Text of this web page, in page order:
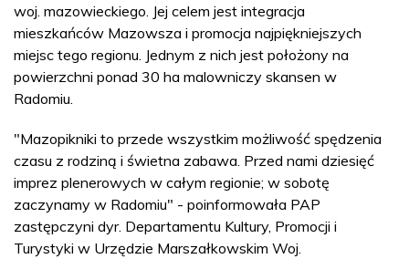
woj. mazowieckiego. Jej celem jest integracja
mieszkańców Mazowsza i promocja najpiękniejszych
miejsc tego regionu. Jednym z nich jest położony na
powierzchni ponad 30 ha malowniczy skansen w
Radomiu.
"Mazopikniki to przede wszystkim możliwość spędzenia
czasu z rodziną i świetna zabawa. Przed nami dziesięć
imprez plenerowych w całym regionie; w sobotę
zaczynamy w Radomiu" - poinformowała PAP
zastępczyni dyr. Departamentu Kultury, Promocji i
Turystyki w Urzędzie Marszałkowskim Woj.